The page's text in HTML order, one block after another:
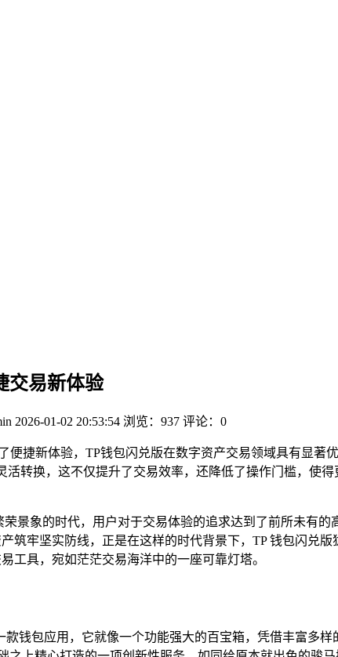
交易新体验
2026-01-02 20:53:54 浏览：937 评论：0
便捷新体验，TP钱包闪兑版在数字资产交易领域具有显著
转换，这不仅提升了交易效率，还降低了操作门槛，使
荣景象的时代，用户对于交易体验的追求达到了前所未有
筑牢坚实防线，正是在这样的时代背景下，TP 钱包闪兑
工具，宛如茫茫交易海洋中的一座可靠灯塔。
钱包应用，它就像一个功能强大的百宝箱，凭借丰富多